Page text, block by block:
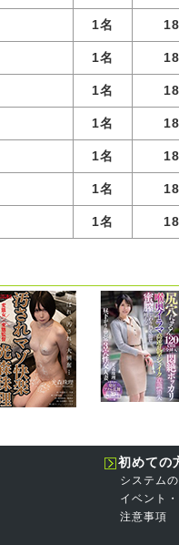
1名
1名
1名
1名
1名
1名
1名
初めての
システム
イベント
注意事項